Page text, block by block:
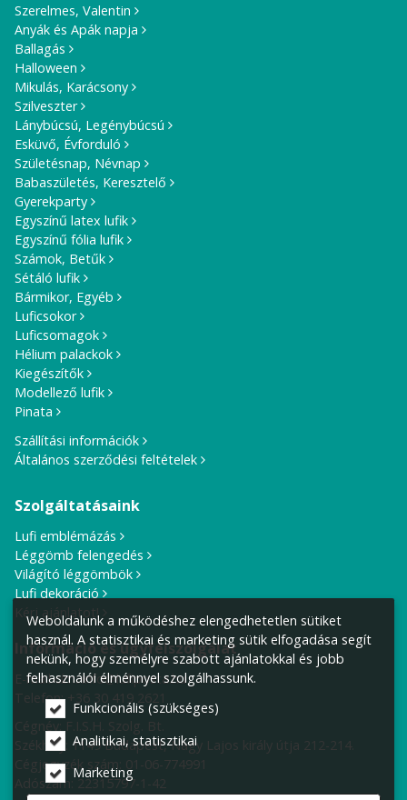
Szerelmes, Valentin
Anyák és Apák napja
Ballagás
Halloween
Mikulás, Karácsony
Szilveszter
Lánybúcsú, Legénybúcsú
Esküvő, Évforduló
Születésnap, Névnap
Babaszületés, Keresztelő
Gyerekparty
Egyszínű latex lufik
Egyszínű fólia lufik
Számok, Betűk
Sétáló lufik
Bármikor, Egyéb
Luficsokor
Luficsomagok
Hélium palackok
Kiegészítők
Modellező lufik
Pinata
Szállítási információk
Általános szerződési feltételek
Szolgáltatásaink
Lufi emblémázás
Léggömb felengedés
Világító léggömbök
Lufi dekoráció
Kérj ajánlatot!
Információ és ügyfélszolgálat
E-mail cím:info@lufiposta.hu
Telefon:+36 30 419 2621
Cégnév: F.I.S.H. Szolg. Bt.
Székhely: 1149 Budapest, Nagy Lajos király útja 212-214.
Cégjegyzék szám: 01-06-774991
Adószám: 22315797-1-42
Weboldalunk a működéshez elengedhetetlen sütiket
használ. A statisztikai és marketing sütik elfogadása segít
nekünk, hogy személyre szabott ajánlatokkal és jobb
felhasználói élménnyel szolgálhassunk.
Funkcionális (szükséges)
Analitikai, statisztikai
Marketing